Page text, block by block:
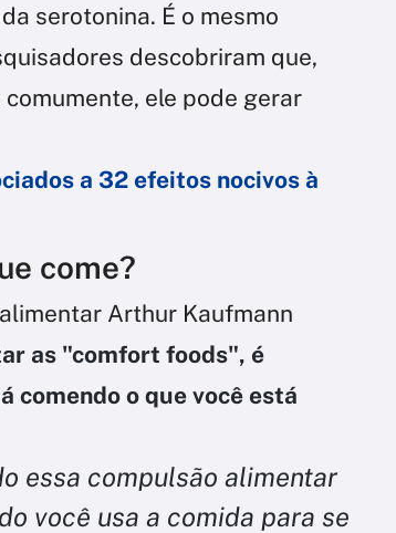
serotonina. É o mesmo
descobriram que,
ele pode gerar
a 32 efeitos nocivos à
come?
Arthur Kaufmann
as "comfort foods", é
comendo o que você está
essa compulsão alimentar
você usa a comida para se